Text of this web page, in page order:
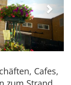
Cafes,